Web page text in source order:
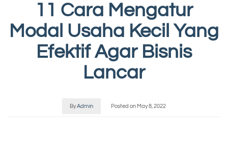
11 Cara Mengatur
Modal Usaha Kecil Yang
Efektif Agar Bisnis
Lancar
ByAdmin Posted on May 8, 2022